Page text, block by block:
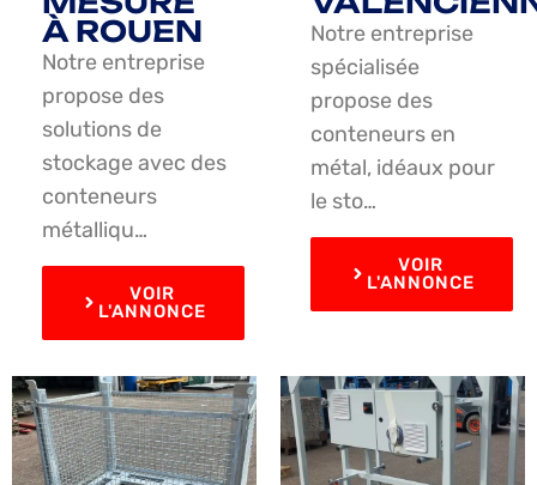
À ROUEN
Notre entreprise
propose des
solutions de
stockage avec des
conteneurs
métalliqu…
VOIR
L'ANNONCE
Notre entreprise
spécialisée
propose des
conteneurs en
métal, idéaux pour
le sto…
VOIR
L'ANNONCE